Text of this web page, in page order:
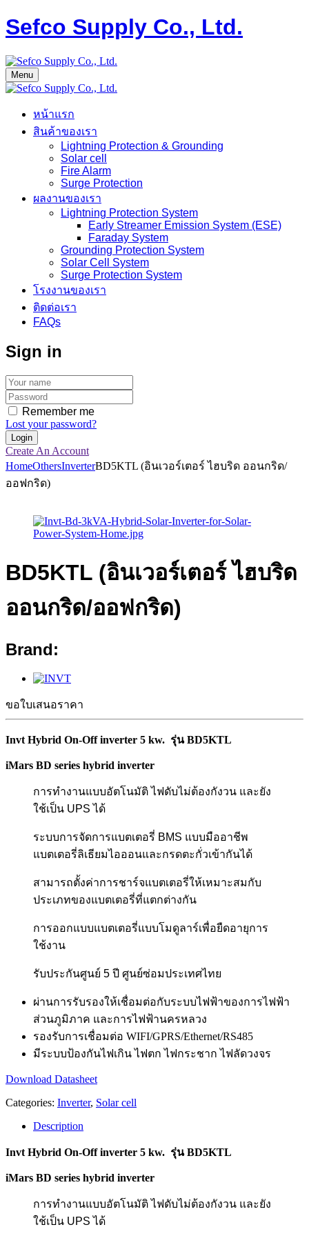
Sefco Supply Co., Ltd.
Menu
หน้าแรก
สินค้าของเรา
Lightning Protection & Grounding
Solar cell
Fire Alarm
Surge Protection
ผลงานของเรา
Lightning Protection System
Early Streamer Emission System (ESE)
Faraday System
Grounding Protection System
Solar Cell System
Surge Protection System
โรงงานของเรา
ติดต่อเรา
FAQs
Sign in
Remember me
Lost your password?
Create An Account
HomeOthersInverterBD5KTL (อินเวอร์เตอร์ ไฮบริด ออนกริด/
ออฟกริด)
BD5KTL (อินเวอร์เตอร์ ไฮบริด
ออนกริด/ออฟกริด)
Brand:
ขอใบเสนอราคา
Invt Hybrid On-Off inverter 5 kw. รุ่น BD5KTL
iMars BD series hybrid inverter
การทำงานแบบอัตโนมัติ ไฟดับไม่ต้องกังวน และยัง
ใช้เป็น UPS ได้
ระบบการจัดการแบตเตอรี่ BMS แบบมืออาชีพ
แบตเตอรี่ลิเธียมไอออนและกรดตะกั่วเข้ากันได้
สามารถตั้งค่าการชาร์จแบตเตอรี่ให้เหมาะสมกับ
ประเภทของแบตเตอรี่ที่แตกต่างกัน
การออกแบบแบตเตอรี่แบบโมดูลาร์เพื่อยืดอายุการ
ใช้งาน
รับประกันศูนย์ 5 ปี ศูนย์ซ่อมประเทศไทย
ผ่านการรับรองให้เชื่อมต่อกับระบบไฟฟ้าของการไฟฟ้า
ส่วนภูมิภาค และการไฟฟ้านครหลวง
รองรับการเชื่อมต่อ WIFI/GPRS/Ethernet/RS485
มีระบบป้องกันไฟเกิน ไฟตก ไฟกระชาก ไฟลัดวงจร
Download Datasheet
Categories: Inverter, Solar cell
Description
Invt Hybrid On-Off inverter 5 kw. รุ่น BD5KTL
iMars BD series hybrid inverter
การทำงานแบบอัตโนมัติ ไฟดับไม่ต้องกังวน และยัง
ใช้เป็น UPS ได้